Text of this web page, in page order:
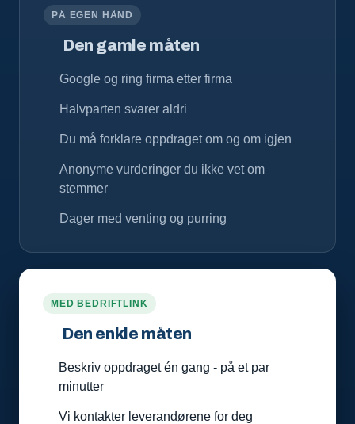
PÅ EGEN HÅND
Den gamle måten
Google og ring firma etter firma
Halvparten svarer aldri
Du må forklare oppdraget om og om igjen
Anonyme vurderinger du ikke vet om
stemmer
Dager med venting og purring
MED BEDRIFTLINK
Den enkle måten
Beskriv oppdraget én gang - på et par
minutter
Vi kontakter leverandørene for deg